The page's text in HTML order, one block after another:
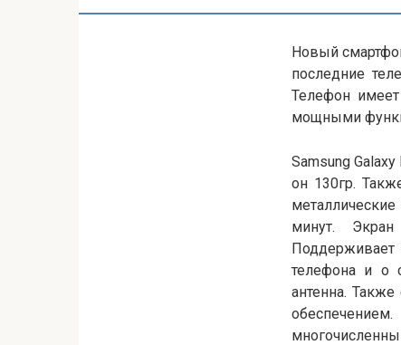
Новый
последние
Телефон
мощными
Samsung
он 130гр.
минут.
Поддерживает
телефона и о
антенна. Также